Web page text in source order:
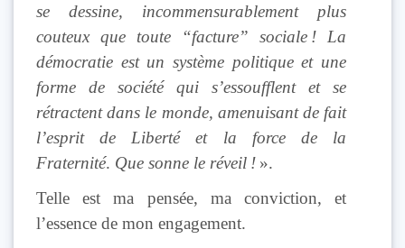
se dessine, incommensurablement plus
couteux que toute “facture” sociale ! La
démocratie est un système politique et une
forme de société qui s’essoufflent et se
rétractent dans le monde, amenuisant de fait
l’esprit de Liberté et la force de la
Fraternité. Que sonne le réveil ! ».
Telle est ma pensée, ma conviction, et
l’essence de mon engagement.